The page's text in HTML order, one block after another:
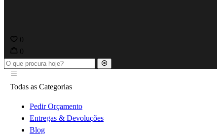
0
0
Todas as Categorias
Pedir Orçamento
Entregas & Devoluções
Blog